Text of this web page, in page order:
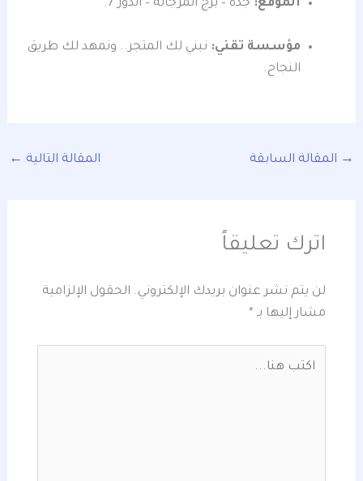
الموقع: جدة – برج المرجانة – الدور 7.
مؤسسة تقني: نبني لك المتجر.. ونمهد لك طريق
النجاح.
→ المقالة السابقة المقالة التالية ←
اترك تعليقاً
لن يتم نشر عنوان بريدك الإلكتروني. الحقول الإلزامية
مشار إليها بـ *